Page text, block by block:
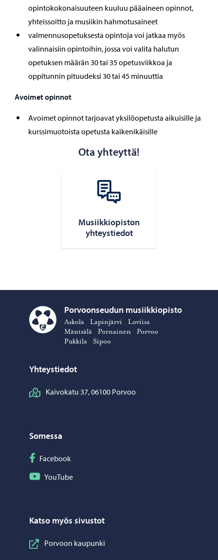
opintokokonaisuuteen kuuluu pääaineen opinnot,
yhteissoitto ja musiikin hahmotusaineet
valmennusopetuksesta opintoja voi jatkaa myös
valinnaisiin opintoihin, jossa voi valita halutun
opetuksen määrän 30 tai 35 opetusviikkoa ja
oppitunnin pituudeksi 30 tai 45 minuuttia
Avoimet opinnot
Avoimet opinnot tarjoavat yksilöopetusta aikuisille ja
kurssimuotoista opetusta kaikenikäisille
Ota yhteyttä!
Musiikkiopiston
yhteystiedot
Porvoonseudun musiikkiopisto – Siirry kotisivulle
Porvoonseudun musiikkiopisto
Askola Lapinjärvi
Loviisa
Mäntsälä
Pornainen
Porvoo
Pukkila
Sipoo
Yhteystiedot
Kaivokatu 37, 06100 Porvoo
Somessa
Seuraa Facebook
Facebook
Seuraa YouTube
YouTube
Katso myös sivustot
Porvoon kaupunki